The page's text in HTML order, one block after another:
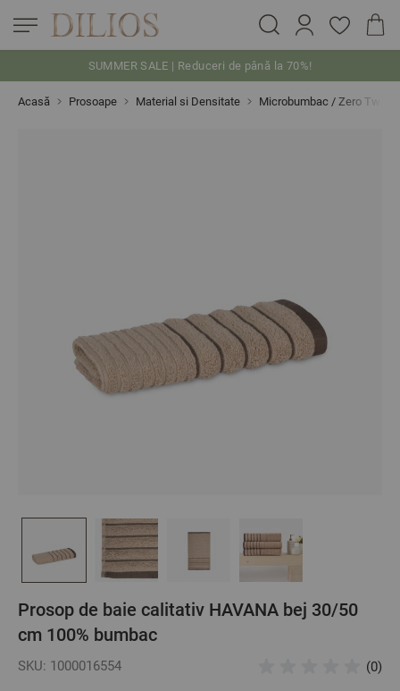
SUMMER SALE | Reduceri de până la 70%!
Acasă Prosoape Material si Densitate Microbumbac / Zero Twist
Prosop de baie calitativ HAVANA bej 30/50
cm 100% bumbac
SKU: 1000016554 (0)